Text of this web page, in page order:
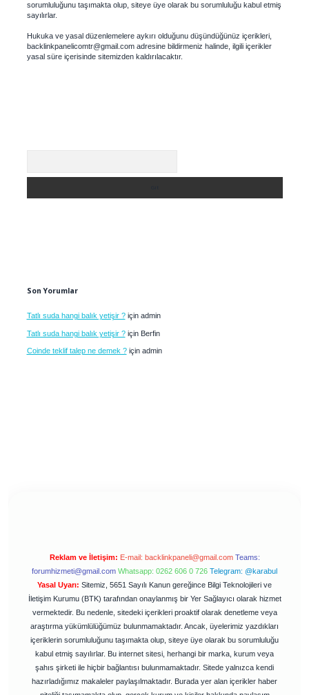
sorumluluğunu taşımakta olup, siteye üye olarak bu sorumluluğu kabul etmiş
sayılırlar.
Hukuka ve yasal düzenlemelere aykırı olduğunu düşündüğünüz içerikleri,
backlinkpanelicomtr@gmail.comadresine bildirmeniz halinde, ilgili içerikler
yasal süre içerisinde sitemizden kaldırılacaktır.
Son Yorumlar
Tatlı suda hangi balık yetişir ?için admin
Tatlı suda hangi balık yetişir ?için Berfin
Coinde teklif talep ne demek ?için admin
Reklam ve İletişim: E-mail: backlinkpaneli@gmail.com Teams:
forumhizmeti@gmail.com Whatsapp: 0262 606 0 726 Telegram: @karabul
Yasal Uyarı: Sitemiz, 5651 Sayılı Kanun gereğince Bilgi Teknolojileri ve
İletişim Kurumu (BTK) tarafından onaylanmış bir Yer Sağlayıcı olarak hizmet
vermektedir. Bu nedenle, sitedeki içerikleri proaktif olarak denetleme veya
araştırma yükümlülüğümüz bulunmamaktadır. Ancak, üyelerimiz yazdıkları
içeriklerin sorumluluğunu taşımakta olup, siteye üye olarak bu sorumluluğu
kabul etmiş sayılırlar. Bu internet sitesi, herhangi bir marka, kurum veya
şahıs şirketi ile hiçbir bağlantısı bulunmamaktadır. Sitede yalnızca kendi
hazırladığımız makaleler paylaşılmaktadır. Burada yer alan içerikler haber